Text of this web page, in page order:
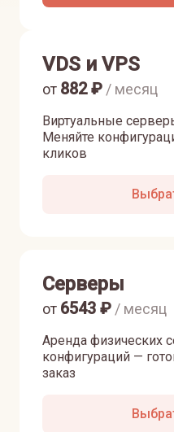
VDS и VPS
Виртуальные
Меняйте
кликов
от 882₽ / месяц
Серверы
Аренда физических
конфигураций —
заказ
от 6543 ₽ / месяц